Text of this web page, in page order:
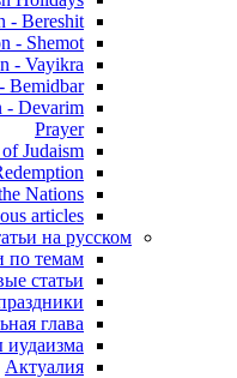
- Bereshit
- Shemot
- Vayikra
Bemidbar
- Devarim
Prayer
Judaism
Nations
articles
на русском
по темам
статьи
глава
Актуалия